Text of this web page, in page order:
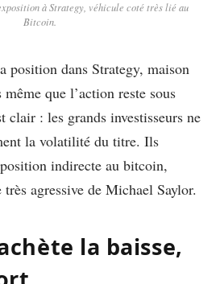
à Strategy, véhicule coté très lié au
Bitcoin.
position dans Strategy, maison
que l’action reste sous
clair : les grands investisseurs ne
la volatilité du titre. Ils
indirecte au bitcoin,
agressive de Michael Saylor.
la baisse,